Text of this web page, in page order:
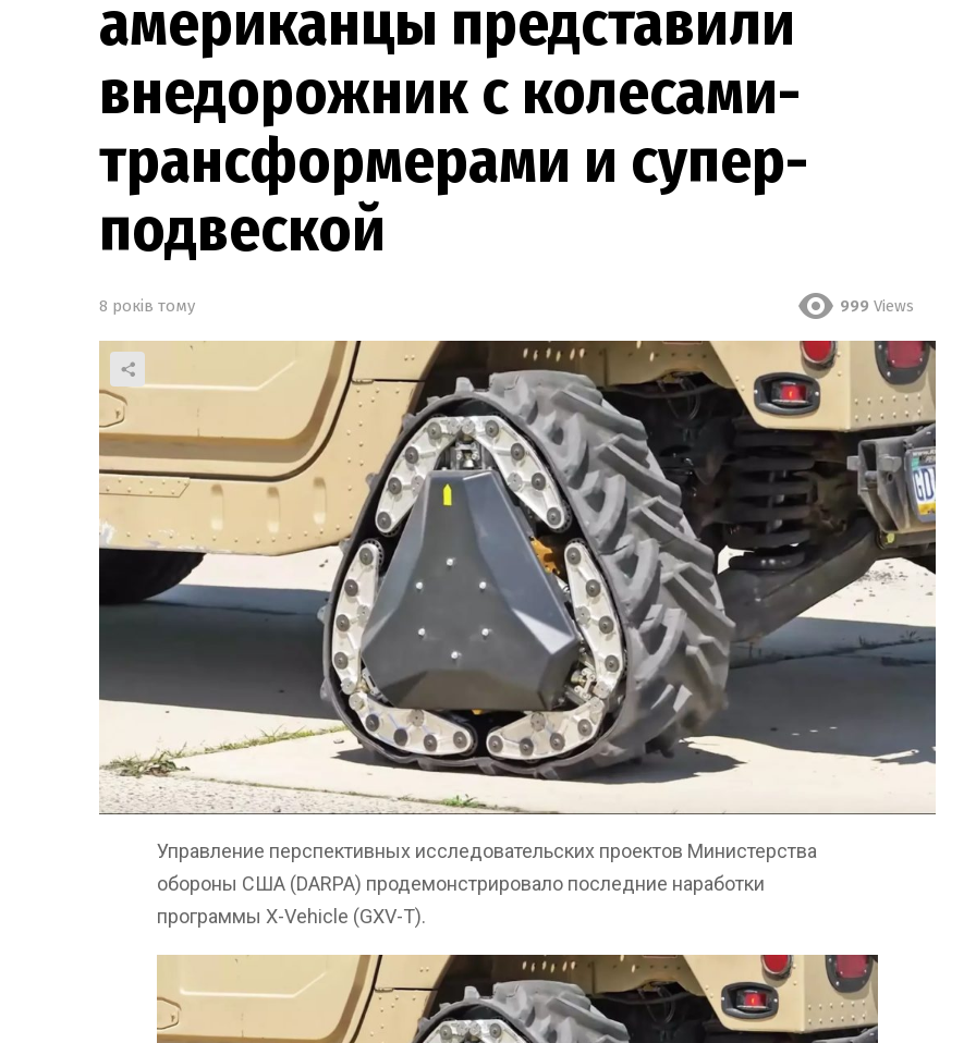
американцы представили
внедорожник с колесами-
трансформерами и супер-
подвеской
8 років тому 999 Views
Управление перспективных исследовательских проектов Министерства
обороны США (DARPA) продемонстрировало последние наработки
программы X-Vehicle (GXV-T).